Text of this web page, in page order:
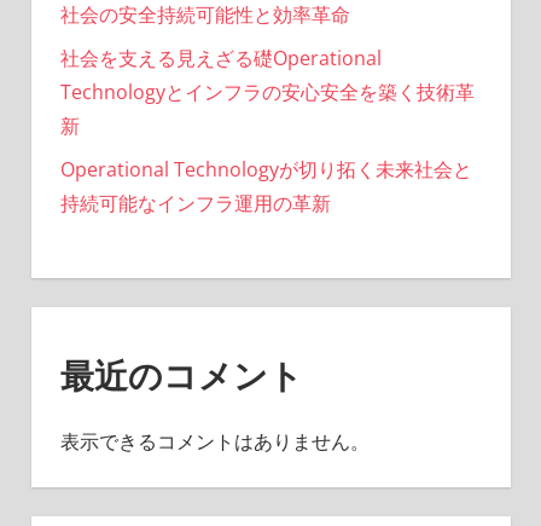
社会の安全持続可能性と効率革命
社会を支える見えざる礎Operational
Technologyとインフラの安心安全を築く技術革
新
Operational Technologyが切り拓く未来社会と
持続可能なインフラ運用の革新
最近のコメント
表示できるコメントはありません。